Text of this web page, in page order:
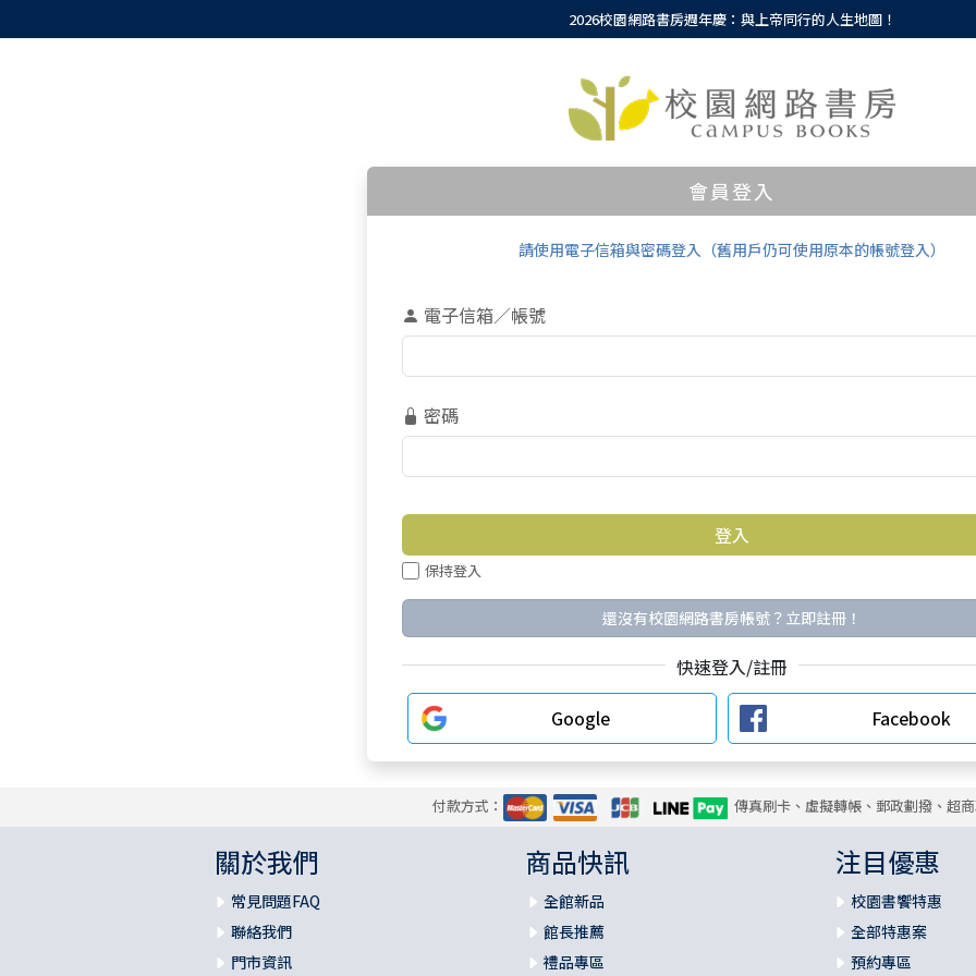
2026校園網路書房週年慶：與上帝同行的人生地圖！
會員登入
請使用電子信箱與密碼登入（舊用戶仍可使用原本的帳號登入）
電子信箱／帳號
密碼
保持登入
還沒有校園網路書房帳號？立即註冊！
快速登入/註冊
Google
Facebook
付款方式： 傳真刷卡、虛擬轉帳、郵政劃撥、超
關於我們
常見問題FAQ
聯絡我們
門市資訊
商品快訊
全館新品
館長推薦
禮品專區
注目優惠
校園書饗特惠
全部特惠案
預約專區